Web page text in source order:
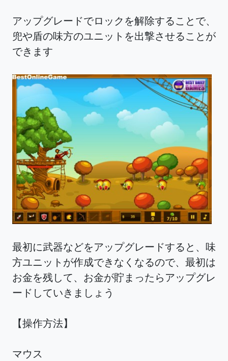
アップグレードでロックを解除することで、
兜や盾の味方のユニットを出撃させることが
できます
最初に武器などをアップグレードすると、味
方ユニットが作成できなくなるので、最初は
お金を残して、お金が貯まったらアップグレ
ードしていきましょう
【操作方法】
マウス